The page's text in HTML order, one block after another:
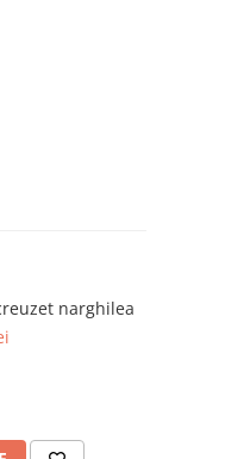
narghilea